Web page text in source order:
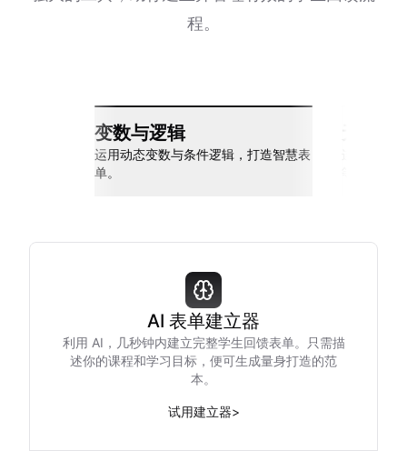
程。
变数与逻辑
运用动态变数与条件逻辑，打造智慧表
单。
AI 表单建立器
利用 AI，几秒钟内建立完整学生回馈表单。只需描
述你的课程和学习目标，便可生成量身打造的范
本。
试用建立器>